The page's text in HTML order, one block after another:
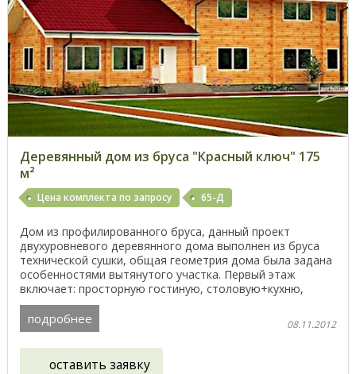
Деревянный дом из бруса "Красный ключ" 175
м²
Цена комплекта по запросу 65-Д
Дом из профилированного бруса, данный проект
двухуровневого деревянного дома выполнен из бруса
технической сушки, общая геометрия дома была задана
особенностями вытянутого участка. Первый этаж
включает: просторную гостиную, столовую+кухню,
спальню, ...
подробнее 08.11.2012
оставить заявку